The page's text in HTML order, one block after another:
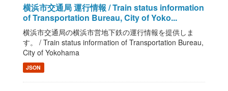
横浜市交通局 運行情報 / Train status information
of Transportation Bureau, City of Yoko...
横浜市交通局の横浜市営地下鉄の運行情報を提供しま
す。 / Train status information of Transportation Bureau,
City of Yokohama
JSON